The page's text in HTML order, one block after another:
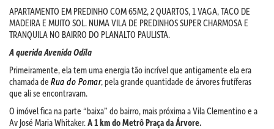
APARTAMENTO EM PREDINHO COM 65M2, 2 QUARTOS, 1 VAGA, TACO DE
MADEIRA E MUITO SOL. NUMA VILA DE PREDINHOS SUPER CHARMOSA E
TRANQUILA NO BAIRRO DO PLANALTO PAULISTA.
A querida Avenida Odila
Primeiramente, ela tem uma energia tão incrível que antigamente ela era
chamada de Rua do Pomar, pela grande quantidade de árvores frutíferas
que ali se encontravam.
O imóvel fica na parte “baixa” do bairro, mais próxima a Vila Clementino e a
Av José Maria Whitaker.A 1 km do Metrô Praça da Árvore.